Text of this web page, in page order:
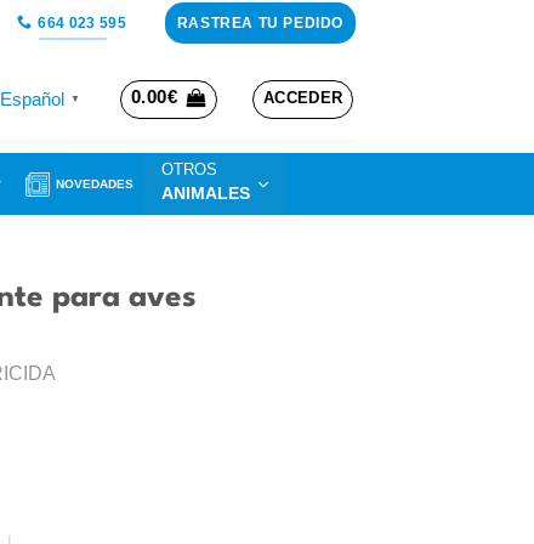
664 023 595 RASTREA TU PEDIDO
Español ▼ 0.00€ ACCEDER
NOVEDADES
OTROS
ANIMALES
para aves